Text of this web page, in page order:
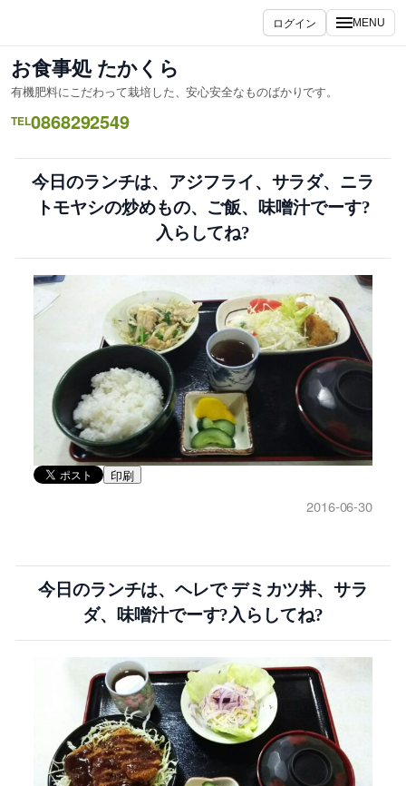
ス
キ
ッ
ログイン MENU
お食事処 たかくら
有機肥料にこだわって栽培した、安心安全なものばかりです。
TEL0868292549
今日のランチは、アジフライ、サラダ、ニラ
トモヤシの炒めもの、ご飯、味噌汁でーす?
入らしてね?
印刷
2016-06-30
今日のランチは、ヘレで デミカツ丼、サラ
ダ、味噌汁でーす?入らしてね?